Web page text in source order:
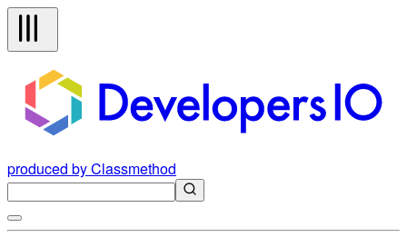
produced by Classmethod